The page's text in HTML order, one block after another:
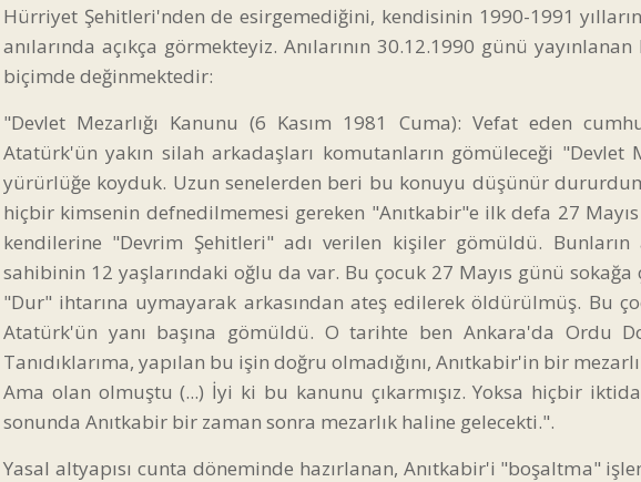
Hürriyet Şehitleri'nden de esirgemediğini, kendisinin 1990-1991
anılarında açıkça görmekteyiz. Anılarının 30.12.1990 günü
biçimde değinmektedir:
"Devlet Mezarlığı Kanunu (6 Kasım 1981 Cuma): Vefat eden
Atatürk'ün yakın silah arkadaşları komutanların gömüleceği "Devlet
yürürlüğe koyduk. Uzun senelerden beri bu konuyu düşünür
hiçbir kimsenin defnedilmemesi gereken "Anıtkabir"e ilk defa 27
kendilerine "Devrim Şehitleri" adı verilen kişiler gömüldü. Bunların
sahibinin 12 yaşlarındaki oğlu da var. Bu çocuk 27 Mayıs günü sokağa
"Dur" ihtarına uymayarak arkasından ateş edilerek öldürülmüş. Bu
Atatürk'ün yanı başına gömüldü. O tarihte ben Ankara'da Ordu
Tanıdıklarıma, yapılan bu işin doğru olmadığını, Anıtkabir'in bir
Ama olan olmuştu (...) İyi ki bu kanunu çıkarmışız. Yoksa hiçbir
sonunda Anıtkabir bir zaman sonra mezarlık haline gelecekti.".
Yasal altyapısı cunta döneminde hazırlanan, Anıtkabir'i "boşaltma"